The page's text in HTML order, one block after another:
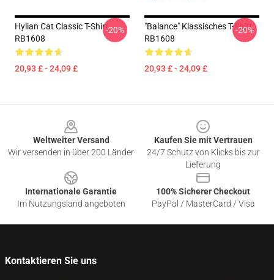
Hylian Cat Classic T-Shirt
RB1608
20,93 £ - 24,09 £
-20%
"Balance" Klassisches T-Shirt
RB1608
20,93 £ - 24,09 £
-20%
Weltweiter Versand
Wir versenden in über 200 Länder
Kaufen Sie mit Vertrauen
24/7 Schutz von Klicks bis zur
Lieferung
Internationale Garantie
Im Nutzungsland angeboten
100% Sicherer Checkout
PayPal / MasterCard / Visa
Kontaktieren Sie uns